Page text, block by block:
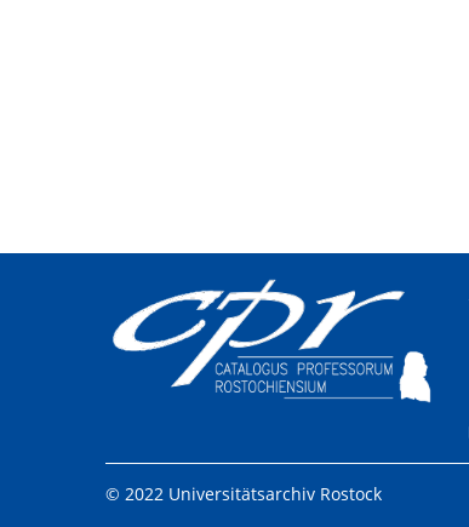
© 2022 Universitätsarchiv Rostock